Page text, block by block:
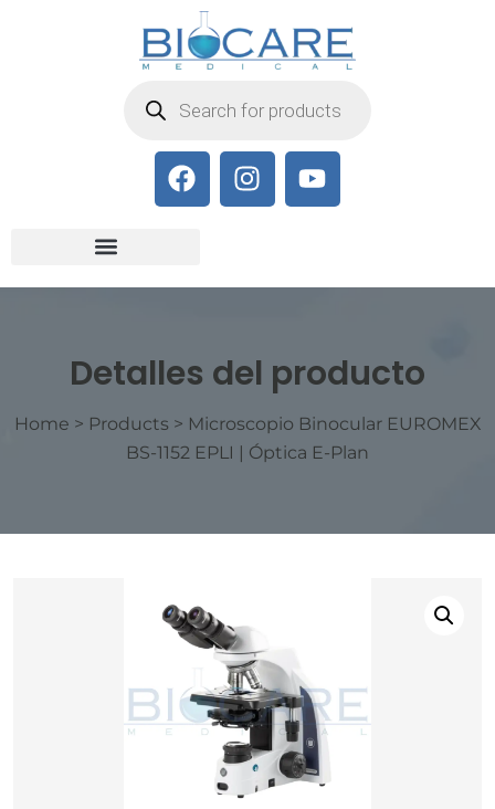
Detalles del producto
Home > Products > Microscopio Binocular EUROMEX
BS-1152 EPLI | Óptica E-Plan